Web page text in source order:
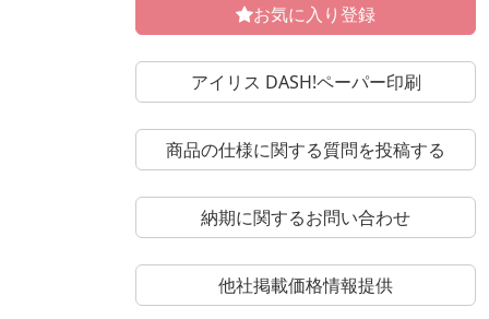
お気に入り登録
アイリス DASH!ペーパー印刷
商品の仕様に関する質問を投稿する
納期に関するお問い合わせ
他社掲載価格情報提供